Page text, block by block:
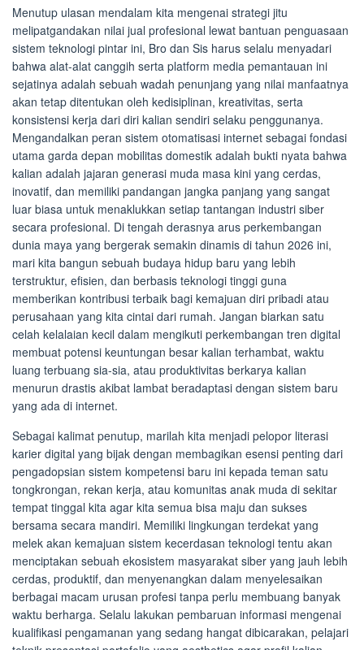
Menutup ulasan mendalam kita mengenai strategi jitu
melipatgandakan nilai jual profesional lewat bantuan penguasaan
sistem teknologi pintar ini, Bro dan Sis harus selalu menyadari
bahwa alat-alat canggih serta platform media pemantauan ini
sejatinya adalah sebuah wadah penunjang yang nilai manfaatnya
akan tetap ditentukan oleh kedisiplinan, kreativitas, serta
konsistensi kerja dari diri kalian sendiri selaku penggunanya.
Mengandalkan peran sistem otomatisasi internet sebagai fondasi
utama garda depan mobilitas domestik adalah bukti nyata bahwa
kalian adalah jajaran generasi muda masa kini yang cerdas,
inovatif, dan memiliki pandangan jangka panjang yang sangat
luar biasa untuk menaklukkan setiap tantangan industri siber
secara profesional. Di tengah derasnya arus perkembangan
dunia maya yang bergerak semakin dinamis di tahun 2026 ini,
mari kita bangun sebuah budaya hidup baru yang lebih
terstruktur, efisien, dan berbasis teknologi tinggi guna
memberikan kontribusi terbaik bagi kemajuan diri pribadi atau
perusahaan yang kita cintai dari rumah. Jangan biarkan satu
celah kelalaian kecil dalam mengikuti perkembangan tren digital
membuat potensi keuntungan besar kalian terhambat, waktu
luang terbuang sia-sia, atau produktivitas berkarya kalian
menurun drastis akibat lambat beradaptasi dengan sistem baru
yang ada di internet.
Sebagai kalimat penutup, marilah kita menjadi pelopor literasi
karier digital yang bijak dengan membagikan esensi penting dari
pengadopsian sistem kompetensi baru ini kepada teman satu
tongkrongan, rekan kerja, atau komunitas anak muda di sekitar
tempat tinggal kita agar kita semua bisa maju dan sukses
bersama secara mandiri. Memiliki lingkungan terdekat yang
melek akan kemajuan sistem kecerdasan teknologi tentu akan
menciptakan sebuah ekosistem masyarakat siber yang jauh lebih
cerdas, produktif, dan menyenangkan dalam menyelesaikan
berbagai macam urusan profesi tanpa perlu membuang banyak
waktu berharga. Selalu lakukan pembaruan informasi mengenai
kualifikasi pengamanan yang sedang hangat dibicarakan, pelajari